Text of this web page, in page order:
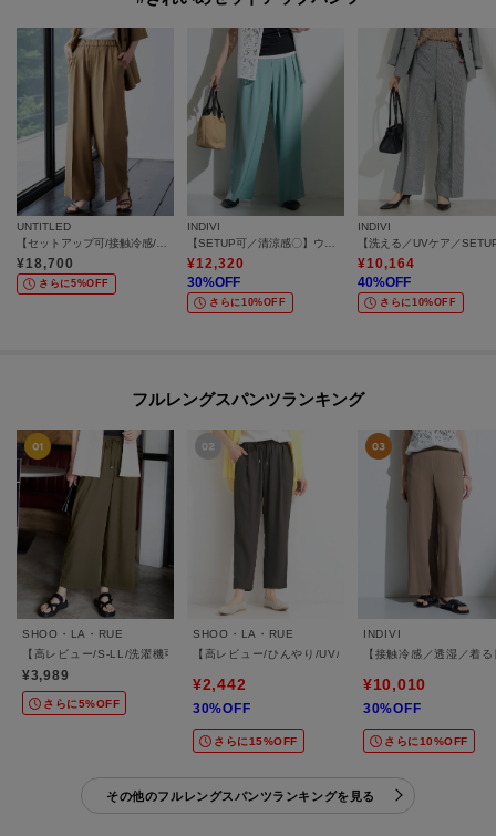
UNTITLED
【セットアップ可/接触冷感/通気性】エアリークールワイドパンツ
¥18,700
さらに5%OFF
INDIVI
【SETUP可／清涼感〇】ウエストゴム イージーワイドパンツ
¥12,320
30%OFF
さらに10%OFF
INDIVI
¥10,164
40%OFF
さらに10%OFF
フルレングスパンツランキング
SHOO・LA・RUE
【高レビュー/S-LL/洗濯機可/セットアップ可】着丈選べる 軽凛(かろりん) ひんやりフ
¥3,989
さらに5%OFF
SHOO・LA・RUE
【高レビュー/ひんやり/UV/SS-3L/セットアップ可】さ
¥2,442
30%OFF
さらに15%OFF
INDIVI
【接触冷感／透湿／着
¥10,010
30%OFF
さらに10%OFF
その他のフルレングスパンツランキングを見る